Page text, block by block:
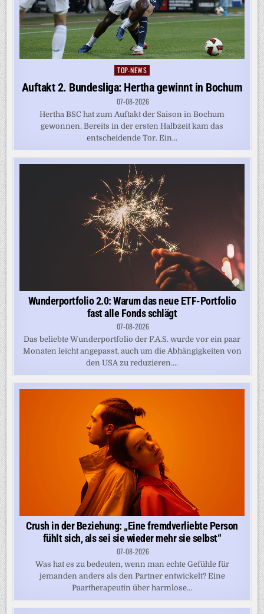
Posted
TOP-NEWS
Auftakt 2. Bundesliga: Hertha gewinnt in Bochum
07-08-2026
Hertha BSC hat zum Auftakt der Saison in Bochum
gewonnen. Bereits in der ersten Halbzeit kam das
entscheidende Tor. Ein...
Wunderportfolio 2.0: Warum das neue ETF-Portfolio
fast alle Fonds schlägt
07-08-2026
Das beliebte Wunderportfolio der F.A.S. wurde vor ein paar
Monaten leicht angepasst, auch um die Abhängigkeiten von
den USA zu reduzieren....
Crush in der Beziehung: „Eine fremdverliebte Person
fühlt sich, als sei sie wieder mehr sie selbst“
07-08-2026
Was hat es zu bedeuten, wenn man echte Gefühle für
jemanden anders als den Partner entwickelt? Eine
Paartherapeutin über harmlose...